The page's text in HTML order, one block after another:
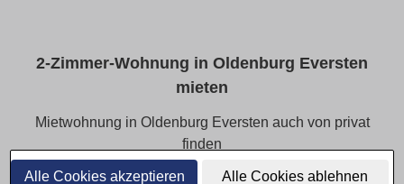
Alle Cookies akzeptieren Alle Cookies ablehnen
2-Zimmer-Wohnung in Oldenburg Eversten
mieten
Mietwohnung in Oldenburg Eversten auch von privat
finden
Wohnungsangebote zur Miete in Oldenburg Eversten in